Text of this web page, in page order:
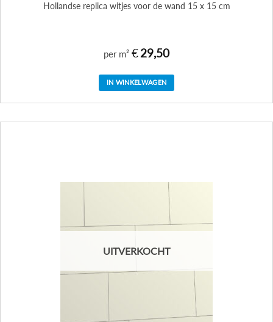
Hollandse replica witjes voor de wand 15 x 15 cm
per m² €29,50
IN WINKELWAGEN
UITVERKOCHT